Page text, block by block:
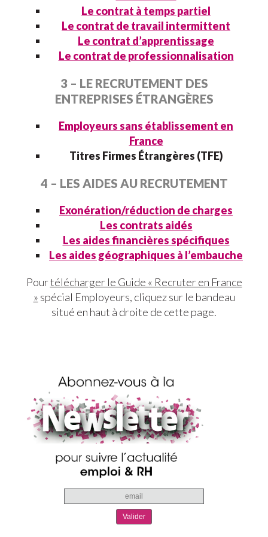
Le contrat à temps partiel
Le contrat de travail intermittent
Le contrat d’apprentissage
Le contrat de professionnalisation
3 – LE RECRUTEMENT DES
ENTREPRISES ÉTRANGÈRES
Employeurs sans établissement en
France
Titres Firmes Étrangères (TFE)
4 – LES AIDES AU RECRUTEMENT
Exonération/réduction de charges
Les contrats aidés
Les aides financières spécifiques
Les aides géographiques à l’embauche
Pourtélécharger le Guide « Recruter en France
» spécial Employeurs, cliquez sur le bandeau
situé en haut à droite de cette page.